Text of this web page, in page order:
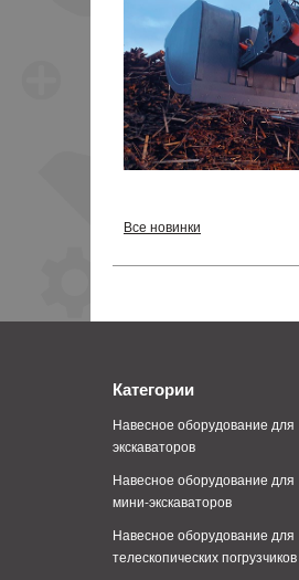
Все новинки
Категории
Навесное оборудование для
экскаваторов
Навесное оборудование для
мини-экскаваторов
Навесное оборудование для
телескопических погрузчиков